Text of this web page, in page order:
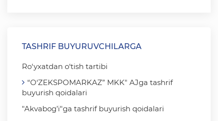
TASHRIF BUYURUVCHILARGA
Ro‘yxatdan o‘tish tartibi
“O‘ZEKSPOMARKAZ” MKK" AJga tashrif
buyurish qoidalari
"Akvabog’i"ga tashrif buyurish qoidalari